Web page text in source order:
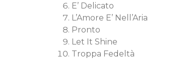
E’ Delicato
L’Amore E’ Nell’Aria
Pronto
Let It Shine
Troppa Fedeltà